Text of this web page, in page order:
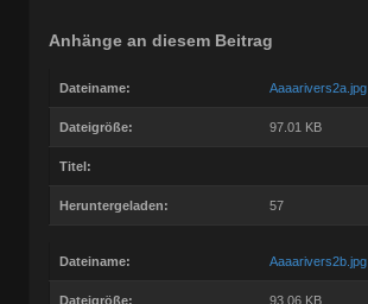
Anhänge an diesem Beitrag
Dateiname: Aaaarivers2a.jpg
Dateigröße: 97.01 KB
Titel:
Heruntergeladen: 57
Dateiname: Aaaarivers2b.jpg
Dateigröße: 93.06 KB